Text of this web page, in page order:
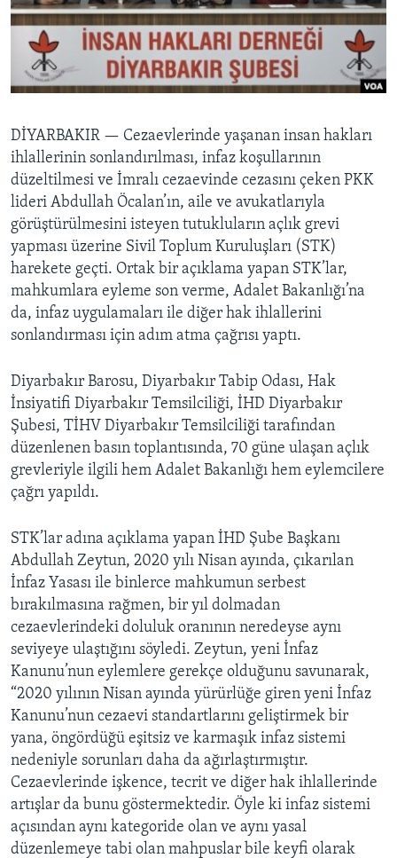
HAYATTAN
SANAT
BIZI TAKIP EDIN
Diller
DİYARBAKIR — Cezaevlerinde yaşanan insan hakları
ihlallerinin sonlandırılması, infaz koşullarının
düzeltilmesi ve İmralı cezaevinde cezasını çeken PKK
lideri Abdullah Öcalan’ın, aile ve avukatlarıyla
görüştürülmesini isteyen tutukluların açlık grevi
yapması üzerine Sivil Toplum Kuruluşları (STK)
harekete geçti. Ortak bir açıklama yapan STK’lar,
mahkumlara eyleme son verme, Adalet Bakanlığı’na
da, infaz uygulamaları ile diğer hak ihlallerini
sonlandırması için adım atma çağrısı yaptı.
Diyarbakır Barosu, Diyarbakır Tabip Odası, Hak
İnsiyatifi Diyarbakır Temsilciliği, İHD Diyarbakır
Şubesi, TİHV Diyarbakır Temsilciliği tarafından
düzenlenen basın toplantısında, 70 güne ulaşan açlık
grevleriyle ilgili hem Adalet Bakanlığı hem eylemcilere
çağrı yapıldı.
STK’lar adına açıklama yapan İHD Şube Başkanı
Abdullah Zeytun, 2020 yılı Nisan ayında, çıkarılan
İnfaz Yasası ile binlerce mahkumun serbest
bırakılmasına rağmen, bir yıl dolmadan
cezaevlerindeki doluluk oranının neredeyse aynı
seviyeye ulaştığını söyledi. Zeytun, yeni İnfaz
Kanunu’nun eylemlere gerekçe olduğunu savunarak,
“2020 yılının Nisan ayında yürürlüğe giren yeni İnfaz
Kanunu’nun cezaevi standartlarını geliştirmek bir
yana, öngördüğü eşitsiz ve karmaşık infaz sistemi
nedeniyle sorunları daha da ağırlaştırmıştır.
Cezaevlerinde işkence, tecrit ve diğer hak ihlallerinde
artışlar da bunu göstermektedir. Öyle ki infaz sistemi
açısından aynı kategoride olan ve aynı yasal
düzenlemeye tabi olan mahpuslar bile keyfi olarak